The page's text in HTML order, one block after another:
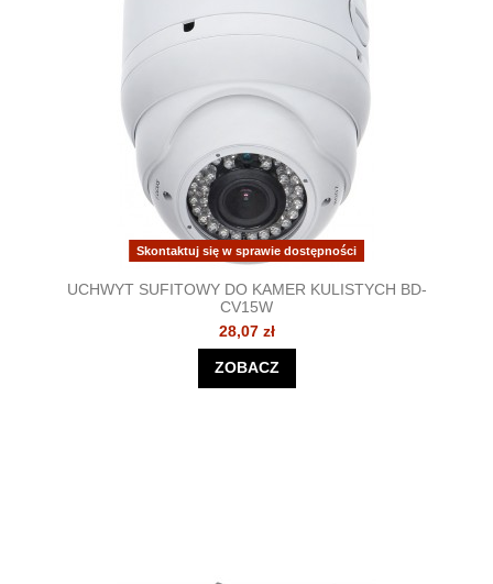
Skontaktuj się w sprawie dostępności
UCHWYT SUFITOWY DO KAMER KULISTYCH BD-
CV15W
28,07 zł
ZOBACZ